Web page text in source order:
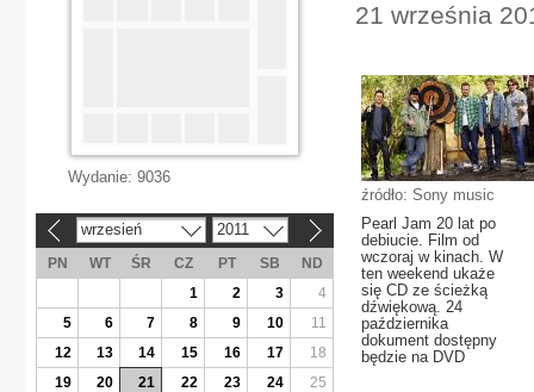
21 września
źródło: Sony music
Pearl Jam 20 lat po
debiucie. Film od
wczoraj w kinach. W
ten weekend ukaże
się CD ze ścieżką
dźwiękową. 24
października
dokument dostępny
będzie na DVD
Wydanie: 9036
wrzesień 2011
PN WT ŚR CZ PT SB
ND
1
2 3
4
5
6 7 8 9 10
11
12
13 14 15 16 17
18
19
20 21 22 23 24
25